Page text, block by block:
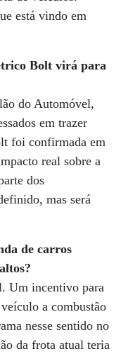
está vindo em
Bolt virá para
do Automóvel,
em trazer
foi confirmada em
real sobre a
dos
mas será
de carros
Um incentivo para
a combustão
nesse sentido no
da frota atual teria